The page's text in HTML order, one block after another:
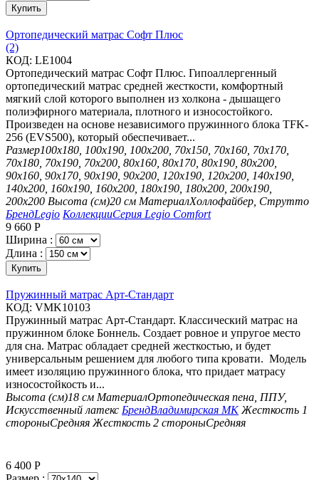
Купить
Ортопедический матрас Софт Плюс
(2)
КОД: LE1004
Ортопедический матрас Софт Плюс. Гипоаллергенный
ортопедический матрас средней жесткости, комфортный
мягкий слой которого выполнен из холкона - дышащего
полиэфирного материала, плотного и износостойкого.
Произведен на основе независимого пружинного блока TFK-
256 (EVS500), который обеспечивает...
Размер100х180, 100х190, 100х200, 70х150, 70х160, 70х170,
70х180, 70х190, 70х200, 80х160, 80х170, 80х190, 80х200,
90х160, 90х170, 90х190, 90х200, 120х190, 120х200, 140х190,
140х200, 160х190, 160х200, 180х190, 180х200, 200х190,
200х200 Высота (см)20 см МатериалХоллофайбер, Струтто
БрендLegio КоллекцииСерия Legio Comfort
9 660 Р
Ширина :
Длина :
Купить
Пружинный матрас Арт-Стандарт
КОД: VMK10103
Пружинный матрас Арт-Стандарт. Классический матрас на
пружинном блоке Боннель. Создает ровное и упругое место
для сна. Матрас обладает средней жесткостью, и будет
универсальным решением для любого типа кровати. Модель
имеет изоляцию пружинного блока, что придает матрасу
износостойкость и...
Высота (см)18 см МатериалОртопедическая пена, ППУ,
Искусственный латекс БрендВладимирская МК Жесткость 1
стороныСредняя Жесткость 2 стороныСредняя
6 400 Р